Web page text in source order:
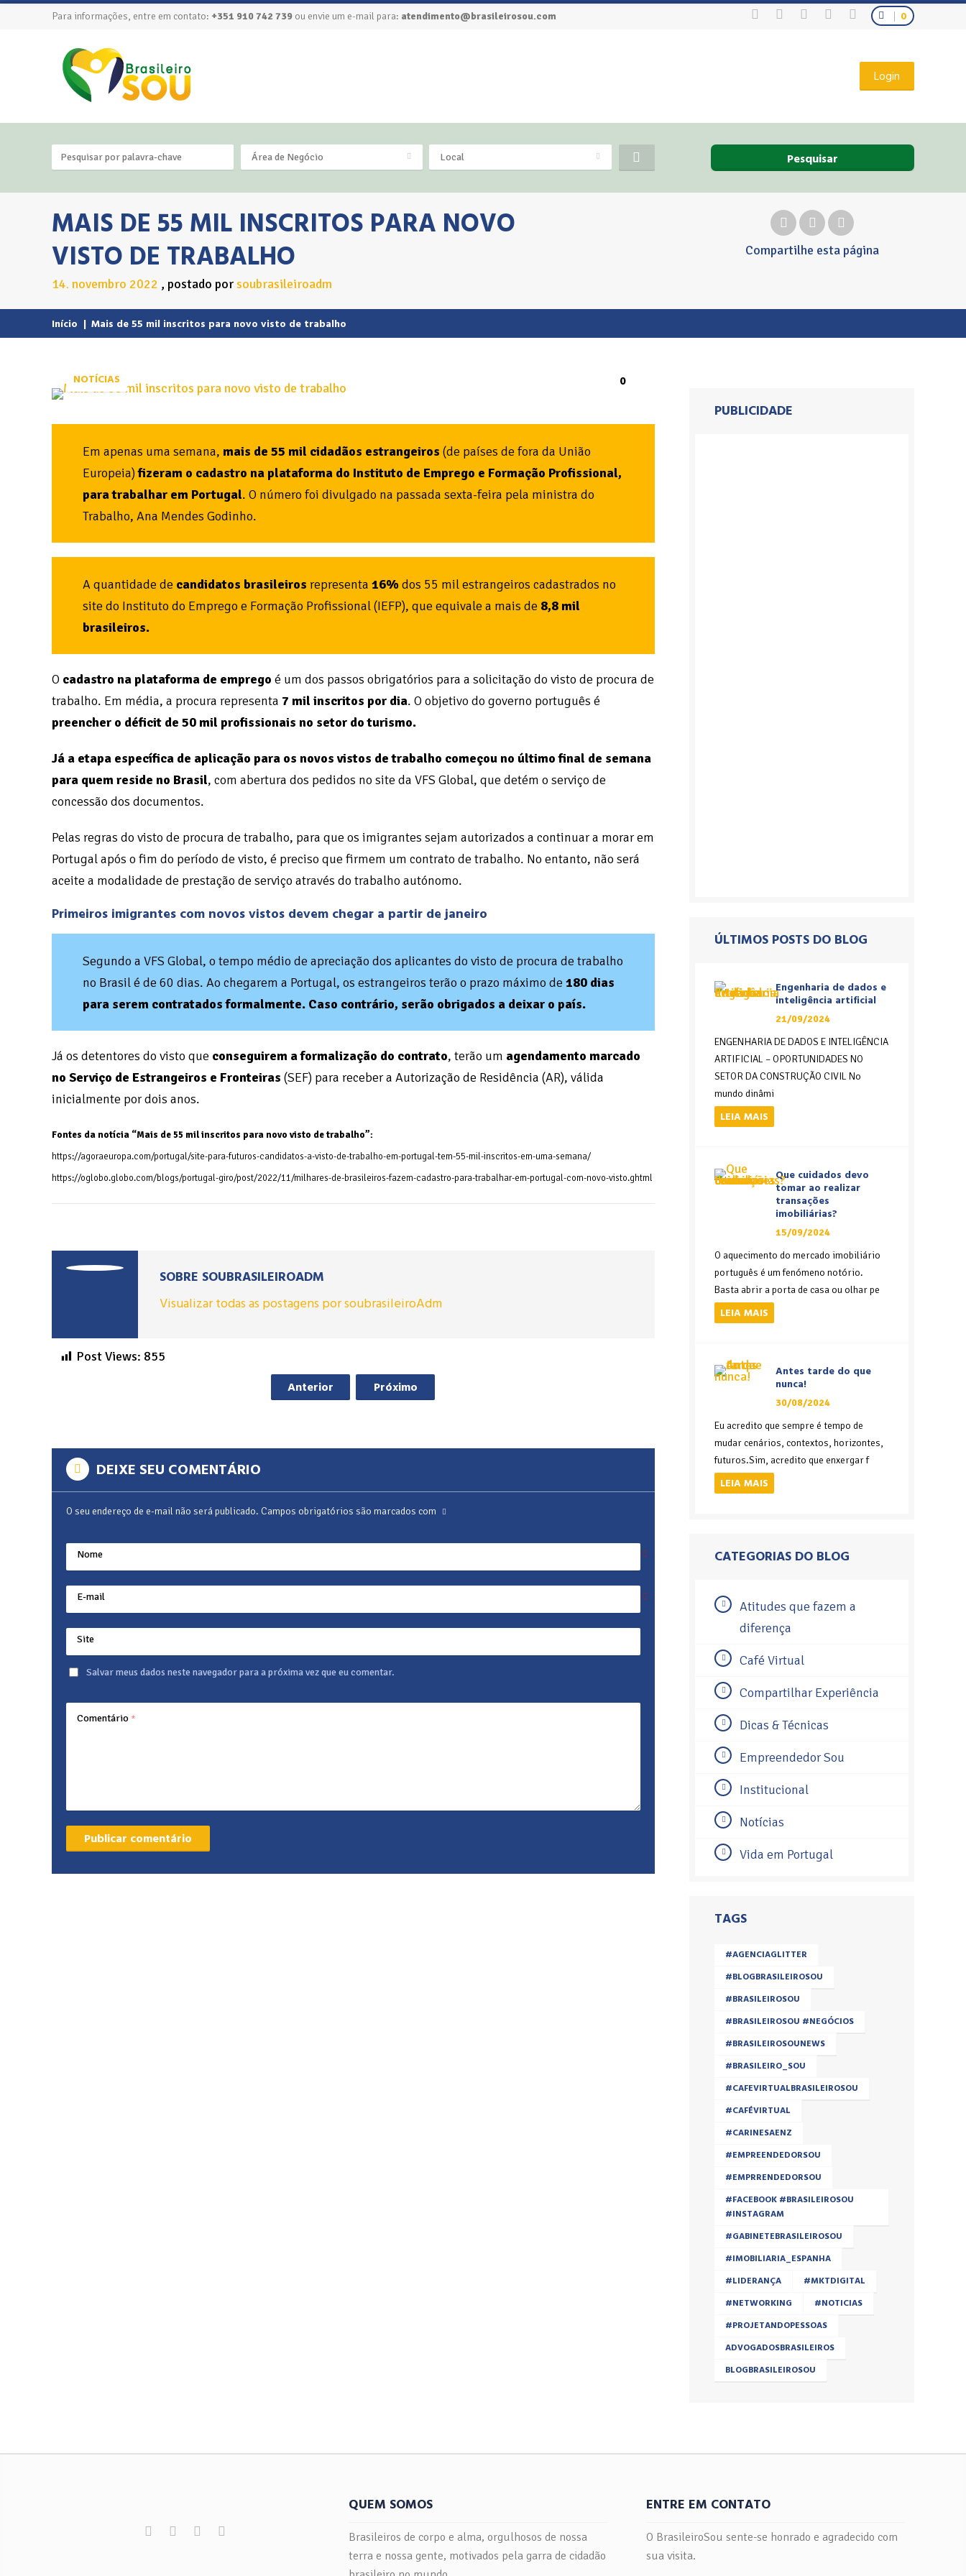
0
Para informações, entre em contato: +351 910 742 739 ou envie um e-mail para: atendimento@brasileirosou.com
Login
Área de Negócio Local Pesquisar
MAIS DE 55 MIL INSCRITOS PARA NOVO
VISTO DE TRABALHO
14. novembro 2022 postado porsoubrasileiroadm
Compartilhe esta página
Início | Mais de 55 mil inscritos para novo visto de trabalho
NOTÍCIAS 0
Em apenas uma semana, mais de 55 mil cidadãos estrangeiros (de países de fora da União
Europeia)fizeram o cadastro na plataforma do Instituto de Emprego e Formação Profissional,
para trabalhar em Portugal. O número foi divulgado na passada sexta-feira pela ministra do
Trabalho, Ana Mendes Godinho.
A quantidade de candidatos brasileiros representa 16%dos 55 mil estrangeiros cadastrados no
site do Instituto do Emprego e Formação Profissional (IEFP), que equivale a mais de 8,8 mil
brasileiros.
O cadastro na plataforma de emprego é um dos passos obrigatórios para a solicitação do visto de procura de
trabalho. Em média, a procura representa 7 mil inscritos por dia. O objetivo do governo português é
preencher o déficit de 50 mil profissionais no setor do turismo.
Já a etapa específica de aplicação para os novos vistos de trabalho começou no último final de semana
para quem reside no Brasil, com abertura dos pedidos no site da VFS Global, que detém o serviço de
concessão dos documentos.
Pelas regras do visto de procura de trabalho, para que os imigrantes sejam autorizados a continuar a morar em
Portugal após o fim do período de visto, é preciso que firmem um contrato de trabalho. No entanto, não será
aceite a modalidade de prestação de serviço através do trabalho autónomo.
Primeiros imigrantes com novos vistos devem chegar a partir de janeiro
Segundo a VFS Global, o tempo médio de apreciação dos aplicantes do visto de procura de trabalho
no Brasil é de 60 dias. Ao chegarem a Portugal, os estrangeiros terão o prazo máximo de 180 dias
para serem contratados formalmente. Caso contrário, serão obrigados a deixar o país.
Já os detentores do visto que conseguirem a formalização do contrato, terão um agendamento marcado
no Serviço de Estrangeiros e Fronteiras (SEF) para receber a Autorização de Residência (AR), válida
inicialmente por dois anos.
Fontes da notícia “Mais de 55 mil inscritos para novo visto de trabalho”:
https://agoraeuropa.com/portugal/site-para-futuros-candidatos-a-visto-de-trabalho-em-portugal-tem-55-mil-inscritos-em-uma-semana/
https://oglobo.globo.com/blogs/portugal-giro/post/2022/11/milhares-de-brasileiros-fazem-cadastro-para-trabalhar-em-portugal-com-novo-visto.ghtml
Post Views: 855
SOBRE SOUBRASILEIROADM
Visualizar todas as postagens por soubrasileiroAdm
Anterior Próximo
DEIXE SEU COMENTÁRIO
O seu endereço de e-mail não será publicado. Campos obrigatórios são marcados com
Nome
E-mail
Site
Salvar meus dados neste navegador para a próxima vez que eu comentar.
Comentário *
PUBLICIDADE
ÚLTIMOS POSTS DO BLOG
Engenharia de dados e
inteligência artificial
21/09/2024
ENGENHARIA DE DADOS E INTELIGÊNCIA
ARTIFICIAL – OPORTUNIDADES NO
SETOR DA CONSTRUÇÃO CIVIL No
mundo dinâmi
LEIA MAIS
Que cuidados devo
tomar ao realizar
transações
imobiliárias?
15/09/2024
O aquecimento do mercado imobiliário
português é um fenómeno notório.
Basta abrir a porta de casa ou olhar pe
LEIA MAIS
Antes tarde do que
nunca!
30/08/2024
Eu acredito que sempre é tempo de
mudar cenários, contextos, horizontes,
futuros.Sim, acredito que enxergar f
LEIA MAIS
CATEGORIAS DO BLOG
Atitudes que fazem a
diferença
Café Virtual
Compartilhar Experiência
Dicas & Técnicas
Empreendedor Sou
Institucional
Notícias
Vida em Portugal
TAGS
#AGENCIAGLITTER
#BLOGBRASILEIROSOU
#BRASILEIROSOU
#BRASILEIROSOU #NEGÓCIOS
#BRASILEIROSOUNEWS
#BRASILEIRO_SOU
#CAFEVIRTUALBRASILEIROSOU
#CAFÉVIRTUAL
#CARINESAENZ
#EMPREENDEDORSOU
#EMPRRENDEDORSOU
#FACEBOOK #BRASILEIROSOU
#INSTAGRAM
#GABINETEBRASILEIROSOU
#IMOBILIARIA_ESPANHA
#LIDERANÇA
#MKTDIGITAL
#NETWORKING
#NOTICIAS
#PROJETANDOPESSOAS
ADVOGADOSBRASILEIROS
BLOGBRASILEIROSOU
QUEM SOMOS
Brasileiros de corpo e alma, orgulhosos de nossa
terra e nossa gente, motivados pela garra de cidadão
ENTRE EM CONTATO
O BrasileiroSou sente-se honrado e agradecido com
sua visita.